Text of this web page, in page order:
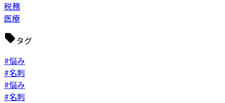
税務
医療
タグ
#悩み
#名刺
#悩み
#名刺